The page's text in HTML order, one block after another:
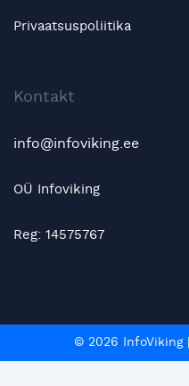
Privaatsuspoliitika
Kontakt
info@infoviking.ee
OÜ Infoviking
Reg: 14575767
© 2026 InfoViking